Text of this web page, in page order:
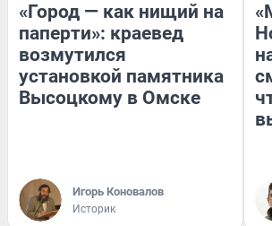
«Город — как нищий на
паперти»: краевед
возмутился
установкой памятника
Высоцкому в Омске
Игорь Коновалов
Историк